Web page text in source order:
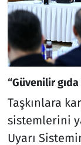
“Güvenilir
Taşkınlara
sistemlerini
Uyarı